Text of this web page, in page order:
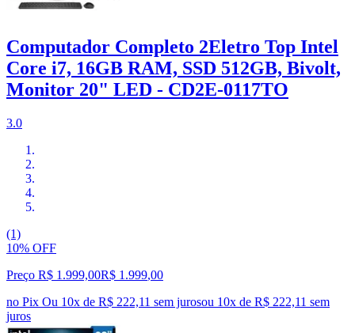
Computador Completo 2Eletro Top Intel
Core i7, 16GB RAM, SSD 512GB, Bivolt,
Monitor 20" LED - CD2E-0117TO
3.0
(1)
10% OFF
Preço R$ 1.999,00R$ 1.999,00
no Pix Ou 10x de R$ 222,11 sem jurosou 10x de R$ 222,11 sem
juros